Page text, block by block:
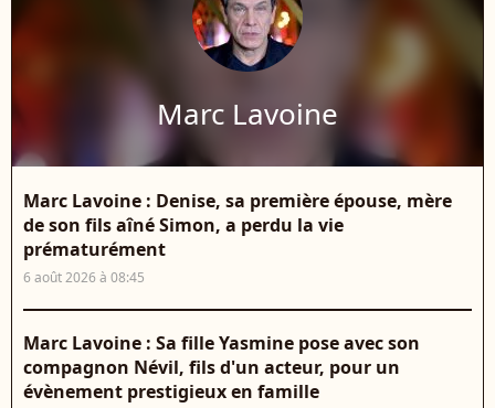
Marc Lavoine
Marc Lavoine : Denise, sa première épouse, mère
de son fils aîné Simon, a perdu la vie
prématurément
6 août 2026 à 08:45
Marc Lavoine : Sa fille Yasmine pose avec son
compagnon Névil, fils d'un acteur, pour un
évènement prestigieux en famille